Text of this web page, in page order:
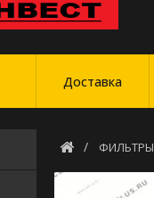
Доставка
ФИЛЬТРЫ